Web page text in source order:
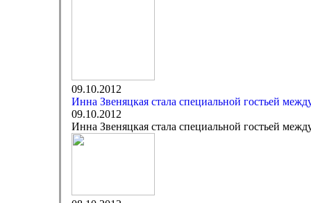
09.10.2012
Инна Звеняцкая стала специальной гостьей
09.10.2012
Инна Звеняцкая стала специальной гостьей